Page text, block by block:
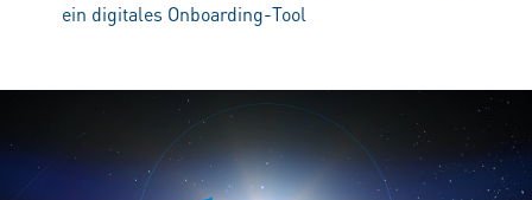
ein digitales Onboarding-Tool